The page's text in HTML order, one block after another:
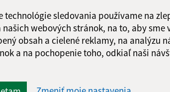
technológie sledovania používame na
webových stránok, na to, aby sme
obsah a cielené reklamy, na analýzu
a na pochopenie toho, odkiaľ naši